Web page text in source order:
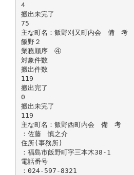
4
搬出未完了
75
主な町名：飯野刈又町内会 備 考
飯野２
業務順序 ④
対象件数
搬出件数
119
搬出完了
0
搬出未完了
119
主な町名：飯野西町内会 備 考
：佐藤 慎之介
住所(事務所)
：福島市飯野町字三本木38-1
電話番号
：024-597-8321